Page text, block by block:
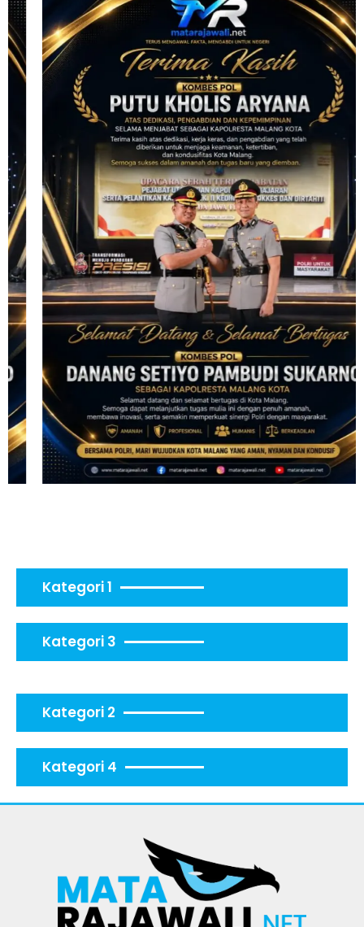
Kategori 1
Kategori 3
Kategori 2
Kategori 4